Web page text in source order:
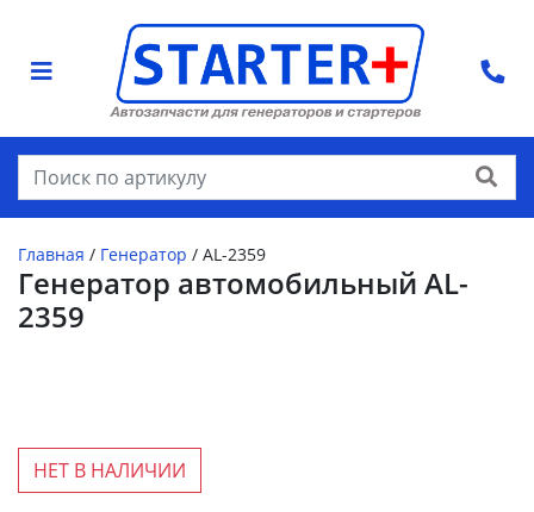
Найти
Главная / Генератор / AL-2359
Генератор автомобильный AL-
2359
НЕТ В НАЛИЧИИ